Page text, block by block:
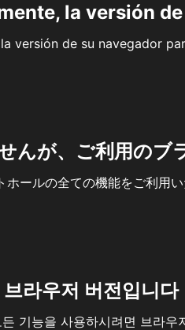
la versión
versión de su navegador
んが、ご利用のブ
ホールの全ての機能をご利用
라우저 버전입니다
기능을 사용하시려면 브라우